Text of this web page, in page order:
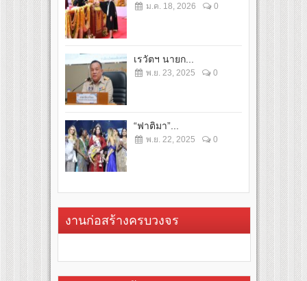
ม.ค. 18, 2026 0
เรวัตฯ นายก...
พ.ย. 23, 2025 0
“ฟาติมา”...
พ.ย. 22, 2025 0
งานก่อสร้างครบวงจร